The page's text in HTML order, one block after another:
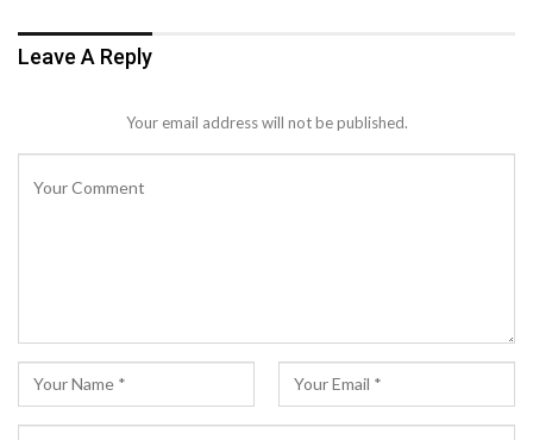
Leave A Reply
Your email address will not be published.